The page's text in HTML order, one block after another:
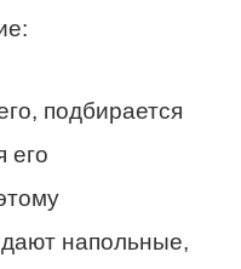
подбирается
его
напольные,